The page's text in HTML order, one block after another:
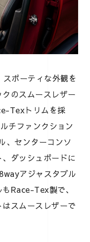
ポーティな外観を
のスムースレザー
Texトリムを採
チファンクション
、センターコンソ
ダッシュボードに
アジャスタブル
Race-Tex製で、
スムースレザーで